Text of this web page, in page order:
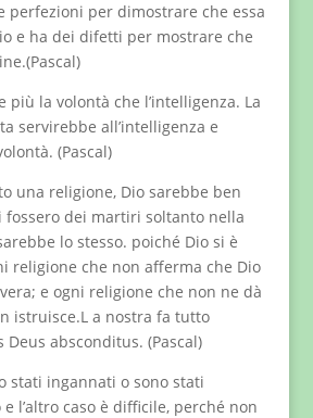
perfezioni per dimostrare che essa
e ha dei difetti per mostrare che
più la volontà che l’intelligenza. La
servirebbe all’intelligenza e
(Pascal)
una religione, Dio sarebbe ben
fossero dei martiri soltanto nella
lo stesso. poiché Dio si è
religione che non afferma che Dio
e ogni religione che non ne dà
istruisce.L a nostra fa tutto
Deus absconditus. (Pascal)
stati ingannati o sono stati
l’altro caso è difficile, perché non